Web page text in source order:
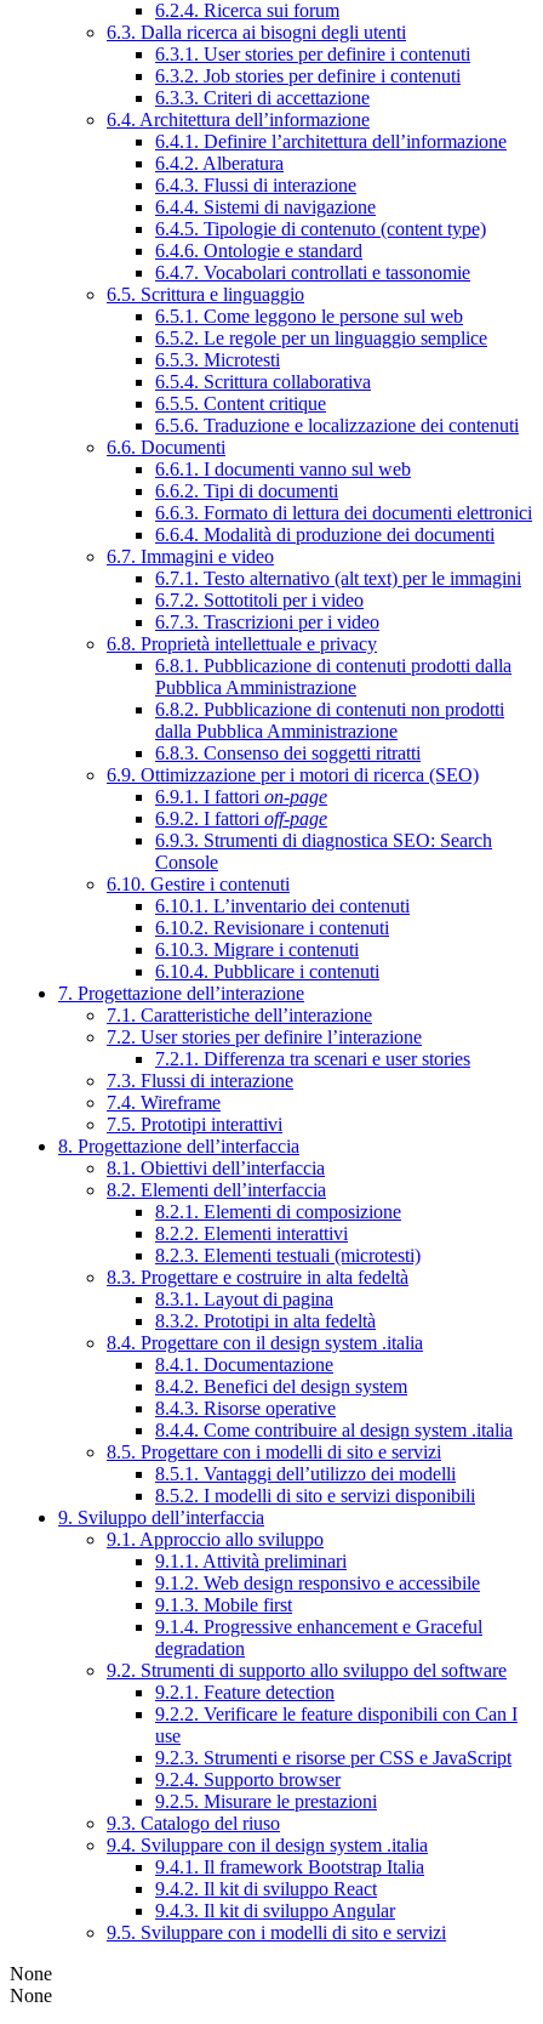
6.2.4. Ricerca sui forum
6.3. Dalla ricerca ai bisogni degli utenti
6.3.1. User stories per definire i contenuti
6.3.2. Job stories per definire i contenuti
6.3.3. Criteri di accettazione
6.4. Architettura dell’informazione
6.4.1. Definire l’architettura dell’informazione
6.4.2. Alberatura
6.4.3. Flussi di interazione
6.4.4. Sistemi di navigazione
6.4.5. Tipologie di contenuto (content type)
6.4.6. Ontologie e standard
6.4.7. Vocabolari controllati e tassonomie
6.5. Scrittura e linguaggio
6.5.1. Come leggono le persone sul web
6.5.2. Le regole per un linguaggio semplice
6.5.3. Microtesti
6.5.4. Scrittura collaborativa
6.5.5. Content critique
6.5.6. Traduzione e localizzazione dei contenuti
6.6. Documenti
6.6.1. I documenti vanno sul web
6.6.2. Tipi di documenti
6.6.3. Formato di lettura dei documenti elettronici
6.6.4. Modalità di produzione dei documenti
6.7. Immagini e video
6.7.1. Testo alternativo (alt text) per le immagini
6.7.2. Sottotitoli per i video
6.7.3. Trascrizioni per i video
6.8. Proprietà intellettuale e privacy
6.8.1. Pubblicazione di contenuti prodotti dalla
Pubblica Amministrazione
6.8.2. Pubblicazione di contenuti non prodotti
dalla Pubblica Amministrazione
6.8.3. Consenso dei soggetti ritratti
6.9. Ottimizzazione per i motori di ricerca (SEO)
6.9.1. I fattori on-page
6.9.2. I fattori off-page
6.9.3. Strumenti di diagnostica SEO: Search
Console
6.10. Gestire i contenuti
6.10.1. L’inventario dei contenuti
6.10.2. Revisionare i contenuti
6.10.3. Migrare i contenuti
6.10.4. Pubblicare i contenuti
7. Progettazione dell’interazione
7.1. Caratteristiche dell’interazione
7.2. User stories per definire l’interazione
7.2.1. Differenza tra scenari e user stories
7.3. Flussi di interazione
7.4. Wireframe
7.5. Prototipi interattivi
8. Progettazione dell’interfaccia
8.1. Obiettivi dell’interfaccia
8.2. Elementi dell’interfaccia
8.2.1. Elementi di composizione
8.2.2. Elementi interattivi
8.2.3. Elementi testuali (microtesti)
8.3. Progettare e costruire in alta fedeltà
8.3.1. Layout di pagina
8.3.2. Prototipi in alta fedeltà
8.4. Progettare con il design system .italia
8.4.1. Documentazione
8.4.2. Benefici del design system
8.4.3. Risorse operative
8.4.4. Come contribuire al design system .italia
8.5. Progettare con i modelli di sito e servizi
8.5.1. Vantaggi dell’utilizzo dei modelli
8.5.2. I modelli di sito e servizi disponibili
9. Sviluppo dell’interfaccia
9.1. Approccio allo sviluppo
9.1.1. Attività preliminari
9.1.2. Web design responsivo e accessibile
9.1.3. Mobile first
9.1.4. Progressive enhancement e Graceful
degradation
9.2. Strumenti di supporto allo sviluppo del software
9.2.1. Feature detection
9.2.2. Verificare le feature disponibili con Can I
use
9.2.3. Strumenti e risorse per CSS e JavaScript
9.2.4. Supporto browser
9.2.5. Misurare le prestazioni
9.3. Catalogo del riuso
9.4. Sviluppare con il design system .italia
9.4.1. Il framework Bootstrap Italia
9.4.2. Il kit di sviluppo React
9.4.3. Il kit di sviluppo Angular
9.5. Sviluppare con i modelli di sito e servizi
None
None